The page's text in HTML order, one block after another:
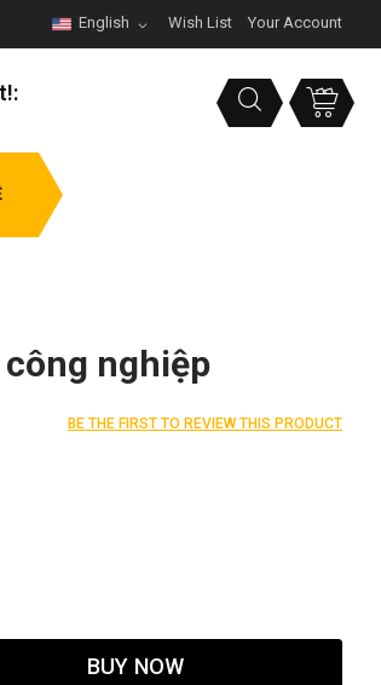
Wish List Your Account
English
nghiệp
BE THE FIRST TO REVIEW THIS PRODUCT
BUY NOW